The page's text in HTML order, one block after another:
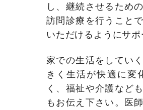
し、継続させるため
訪問診療を行うこと
いただけるようにサポ
家での生活をしてい
きく生活が快適に変
く、福祉や介護など
もお伝え下さい。医